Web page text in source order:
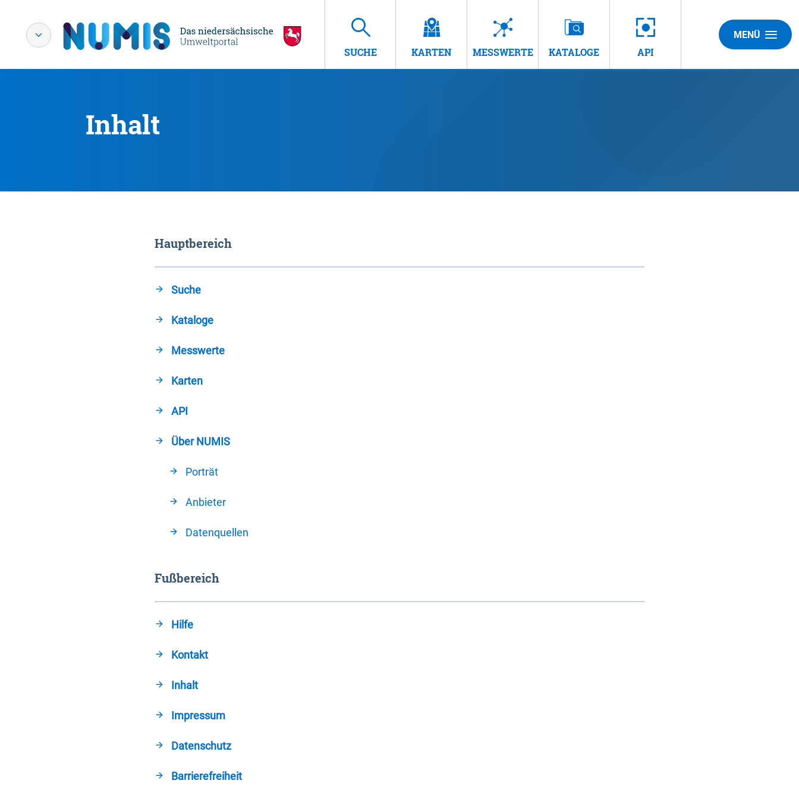
SUCHE KARTEN MESSWERTE KATALOGE API
MENÜ
Inhalt
Hauptbereich
Suche
Kataloge
Messwerte
Karten
API
Über NUMIS
Porträt
Anbieter
Datenquellen
Fußbereich
Hilfe
Kontakt
Inhalt
Impressum
Datenschutz
Barrierefreiheit